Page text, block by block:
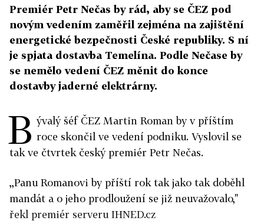
Premiér Petr Nečas by rád, aby se ČEZ pod
novým vedením zaměřil zejména na zajištění
energetické bezpečnosti České republiky. S ní
je spjata dostavba Temelína. Podle Nečase by
se nemělo vedení ČEZ měnit do konce
dostavby jaderné elektrárny.
B ývalý šéf ČEZ Martin Roman by v příštím
roce skončil ve vedení podniku. Vyslovil se
tak ve čtvrtek český premiér Petr Nečas.
,,Panu Romanovi by příští rok tak jako tak doběhl
mandát a o jeho prodloužení se již neuvažovalo,"
řekl premiér serveru IHNED.cz